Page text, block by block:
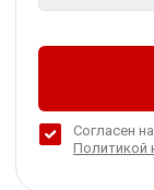
Согласен
Политикой